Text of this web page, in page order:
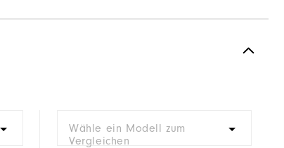
Wähle ein Modell zum
Vergleichen